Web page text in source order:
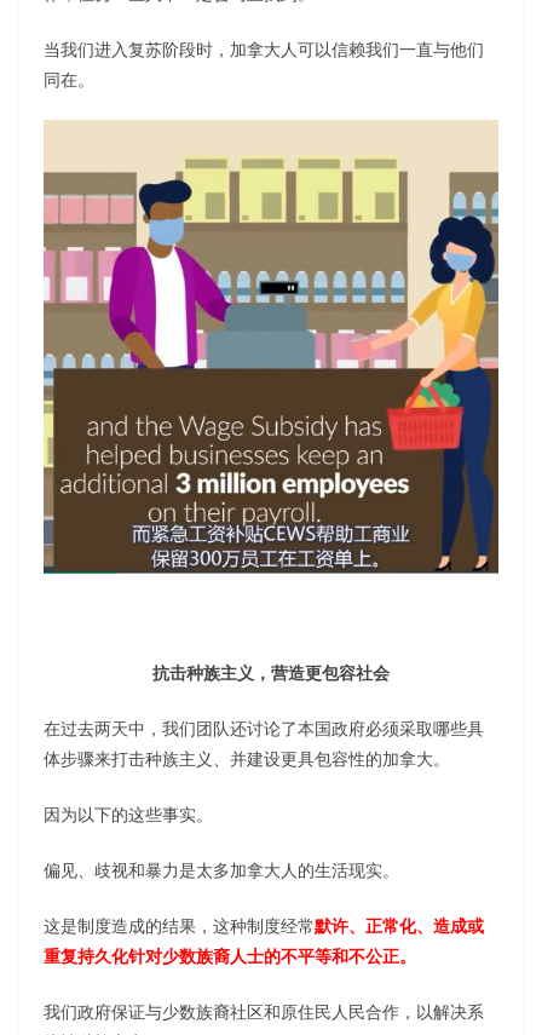
当我们进入复苏阶段时，加拿大人可以信赖我们一直与他们
同在。
抗击种族主义，营造更包容社会
在过去两天中，我们团队还讨论了本国政府必须采取哪些具
体步骤来打击种族主义、并建设更具包容性的加拿大。
因为以下的这些事实。
偏见、歧视和暴力是太多加拿大人的生活现实。
这是制度造成的结果，这种制度经常默许、正常化、造成或
重复持久化针对少数族裔人士的不平等和不公正。
我们政府保证与少数族裔社区和原住民人民合作，以解决系